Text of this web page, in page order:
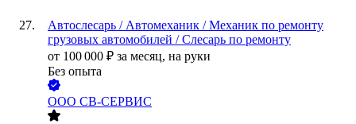
Автослесарь / Автомеханик / Механик по ремонту
грузовых автомобилей / Слесарь по ремонту
от 100 000 ₽ за месяц, на руки
Без опыта
ООО СВ-СЕРВИС